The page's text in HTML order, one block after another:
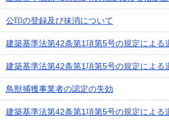
公印の登録及び抹消について
建築基準法第42条第1項第5号の規定による
建築基準法第42条第1項第5号の規定による
鳥獣捕獲事業者の認定の失効
建築基準法第42条第1項第5号の規定による